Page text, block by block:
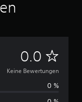
0.0 K
e
Keine Bewertungen
0 %